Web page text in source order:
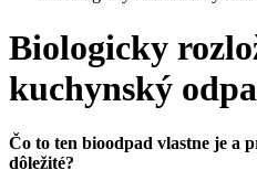
Biologicky
kuchynský
Čo to ten bioodpad vlastne je a
dôležité?